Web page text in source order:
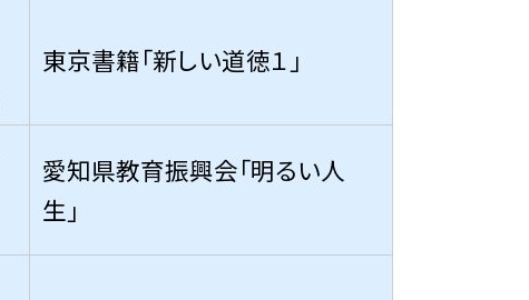
東京書籍「新しい道徳１」
愛知県教育振興会「明るい人
生」